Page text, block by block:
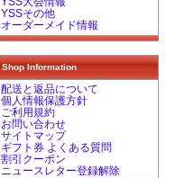
YSSその他
オーダーメイド情報
Shop Information
配送と返品について
個人情報保護方針
ご利用規約
お問い合わせ
サイトマップ
ギフト券 よくある質問
割引クーポン
ニュースレター登録解除